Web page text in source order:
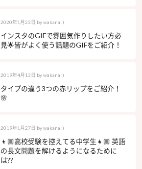
2020年1月23日 by wakana :)
インスタのGIFで雰囲気作りしたい方必
見🌟皆がよく使う話題のGIFをご紹介！
2019年4月13日 by wakana :)
タイプの違う3つの赤リップをご紹介！
🌸
2019年1月27日 by wakana :)
👦🏼高校受験を控えてる中学生👧🏼 英語
の長文問題を解けるようになるために
は??